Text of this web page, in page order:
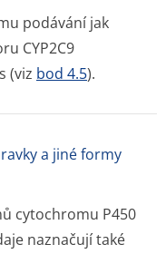
podávání jak
CYP2C9
(viz bod 4.5).
a jiné formy
cytochromu P450
naznačují také